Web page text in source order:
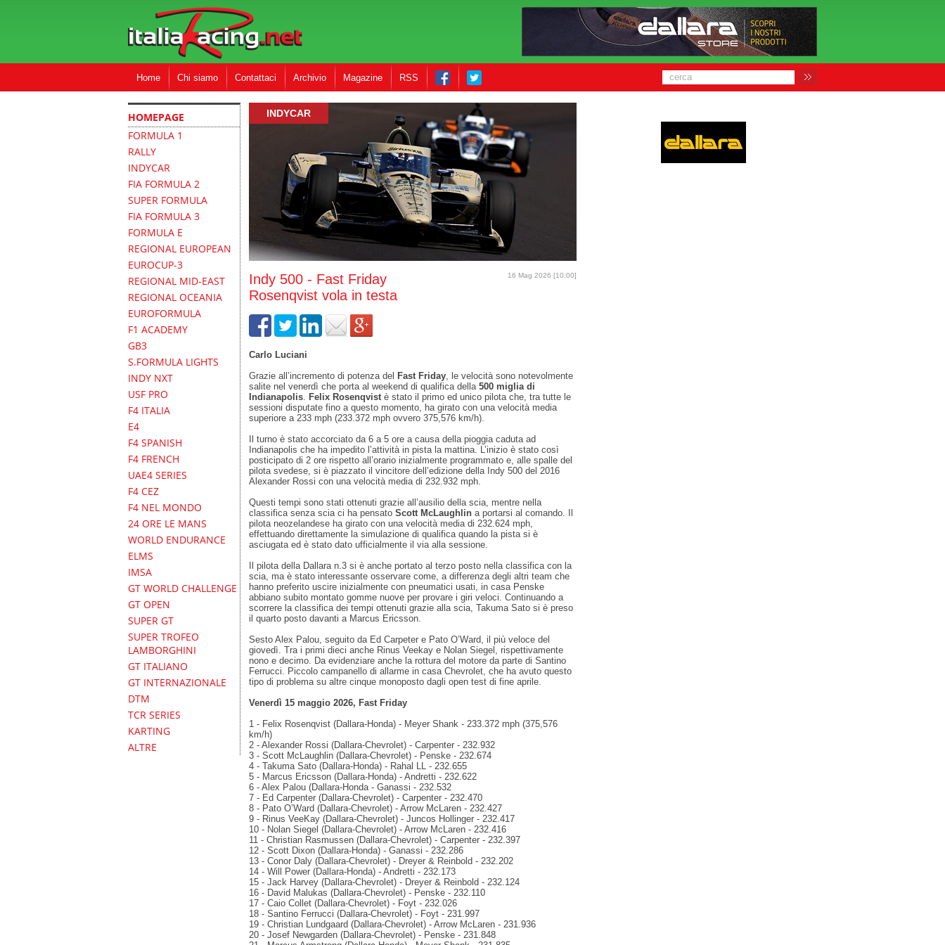
Home Chi siamo Contattaci Archivio Magazine RSS
HOMEPAGE
FORMULA 1
RALLY
INDYCAR
FIA FORMULA 2
SUPER FORMULA
FIA FORMULA 3
FORMULA E
REGIONAL EUROPEAN
EUROCUP-3
REGIONAL MID-EAST
REGIONAL OCEANIA
EUROFORMULA
F1 ACADEMY
GB3
S.FORMULA LIGHTS
INDY NXT
USF PRO
F4 ITALIA
E4
F4 SPANISH
F4 FRENCH
UAE4 SERIES
F4 CEZ
F4 NEL MONDO
24 ORE LE MANS
WORLD ENDURANCE
ELMS
IMSA
GT WORLD CHALLENGE
GT OPEN
SUPER GT
SUPER TROFEO
LAMBORGHINI
GT ITALIANO
GT INTERNAZIONALE
DTM
TCR SERIES
KARTING
ALTRE
INDYCAR
16 Mag 2026 [10:00]
Indy 500 - Fast Friday
Rosenqvist vola in testa
Carlo Luciani
Grazie all’incremento di potenza del Fast Friday , le velocità sono notevolmente
salite nel venerdì che porta al weekend di qualifica della 500 miglia di
Indianapolis Felix Rosenqvist è stato il primo ed unico pilota che, tra tutte le
sessioni disputate fino a questo momento, ha girato con una velocità media
superiore a 233 mph (233.372 mph ovvero 375,576 km/h).
Il turno è stato accorciato da 6 a 5 ore a causa della pioggia caduta ad
Indianapolis che ha impedito l’attività in pista la mattina. L’inizio è stato così
posticipato di 2 ore rispetto all’orario inizialmente programmato e, alle spalle del
pilota svedese, si è piazzato il vincitore dell’edizione della Indy 500 del 2016
Alexander Rossi con una velocità media di 232.932 mph.
Questi tempi sono stati ottenuti grazie all’ausilio della scia, mentre nella
classifica senza scia ci ha pensato Scott McLaughlin a portarsi al comando. Il
pilota neozelandese ha girato con una velocità media di 232.624 mph,
effettuando direttamente la simulazione di qualifica quando la pista si è
asciugata ed è stato dato ufficialmente il via alla sessione.
Il pilota della Dallara n.3 si è anche portato al terzo posto nella classifica con la
scia, ma è stato interessante osservare come, a differenza degli altri team che
hanno preferito uscire inizialmente con pneumatici usati, in casa Penske
abbiano subito montato gomme nuove per provare i giri veloci. Continuando a
scorrere la classifica dei tempi ottenuti grazie alla scia, Takuma Sato si è preso
il quarto posto davanti a Marcus Ericsson.
Sesto Alex Palou, seguito da Ed Carpeter e Pato O’Ward, il più veloce del
giovedì. Tra i primi dieci anche Rinus Veekay e Nolan Siegel, rispettivamente
nono e decimo. Da evidenziare anche la rottura del motore da parte di Santino
Ferrucci. Piccolo campanello di allarme in casa Chevrolet, che ha avuto questo
tipo di problema su altre cinque monoposto dagli open test di fine aprile.
Venerdì 15 maggio 2026, Fast Friday
1 - Felix Rosenqvist (Dallara-Honda) - Meyer Shank - 233.372 mph (375,576
km/h)
2 - Alexander Rossi (Dallara-Chevrolet) - Carpenter - 232.932
3 - Scott McLaughlin (Dallara-Chevrolet) - Penske - 232.674
4 - Takuma Sato (Dallara-Honda) - Rahal LL - 232.655
5 - Marcus Ericsson (Dallara-Honda) - Andretti - 232.622
6 - Alex Palou (Dallara-Honda - Ganassi - 232.532
7 - Ed Carpenter (Dallara-Chevrolet) - Carpenter - 232.470
8 - Pato O’Ward (Dallara-Chevrolet) - Arrow McLaren - 232.427
9 - Rinus VeeKay (Dallara-Chevrolet) - Juncos Hollinger - 232.417
10 - Nolan Siegel (Dallara-Chevrolet) - Arrow McLaren - 232.416
11 - Christian Rasmussen (Dallara-Chevrolet) - Carpenter - 232.397
12 - Scott Dixon (Dallara-Honda) - Ganassi - 232.286
13 - Conor Daly (Dallara-Chevrolet) - Dreyer & Reinbold - 232.202
14 - Will Power (Dallara-Honda) - Andretti - 232.173
15 - Jack Harvey (Dallara-Chevrolet) - Dreyer & Reinbold - 232.124
16 - David Malukas (Dallara-Chevrolet) - Penske - 232.110
17 - Caio Collet (Dallara-Chevrolet) - Foyt - 232.026
18 - Santino Ferrucci (Dallara-Chevrolet) - Foyt - 231.997
19 - Christian Lundgaard (Dallara-Chevrolet) - Arrow McLaren - 231.936
20 - Josef Newgarden (Dallara-Chevrolet) - Penske - 231.848